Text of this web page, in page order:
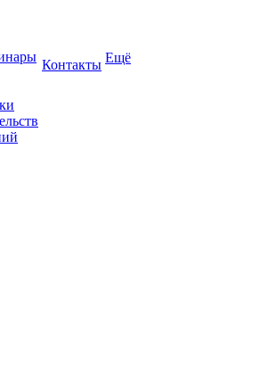
Контакты Ещё